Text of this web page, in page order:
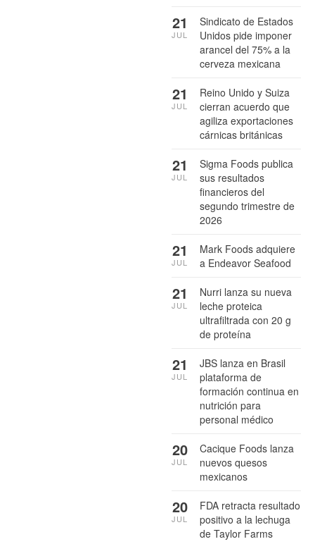
Sindicato de Estados
Unidos pide imponer
arancel del 75% a la
cerveza mexicana
21
JUL
Reino Unido y Suiza
cierran acuerdo que
agiliza exportaciones
cárnicas británicas
21
JUL
Sigma Foods publica
sus resultados
financieros del
segundo trimestre de
2026
21
JUL
Mark Foods adquiere
a Endeavor Seafood
21
JUL
Nurri lanza su nueva
leche proteica
ultrafiltrada con 20 g
de proteína
21
JUL
JBS lanza en Brasil
plataforma de
formación continua en
nutrición para
personal médico
21
JUL
Cacique Foods lanza
nuevos quesos
mexicanos
20
JUL
FDA retracta resultado
positivo a la lechuga
de Taylor Farms
20
JUL